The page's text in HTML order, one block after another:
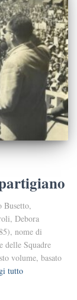
Busetto,
Debora
nome di
delle Squadre
volume, basato
tutto